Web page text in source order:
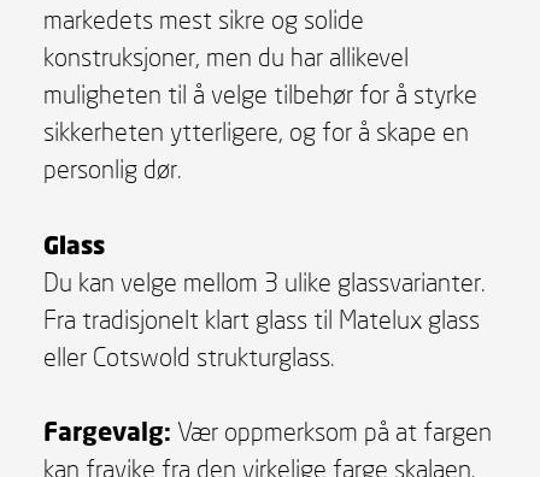
markedets mest sikre og solide
konstruksjoner, men du har allikevel
muligheten til å velge tilbehør for å styrke
sikkerheten ytterligere, og for å skape en
personlig dør.
Glass
Du kan velge mellom 3 ulike glassvarianter.
Fra tradisjonelt klart glass til Matelux glass
eller Cotswold strukturglass.
Fargevalg: Vær oppmerksom på at fargen
kan fravike fra den virkelige farge skalaen.